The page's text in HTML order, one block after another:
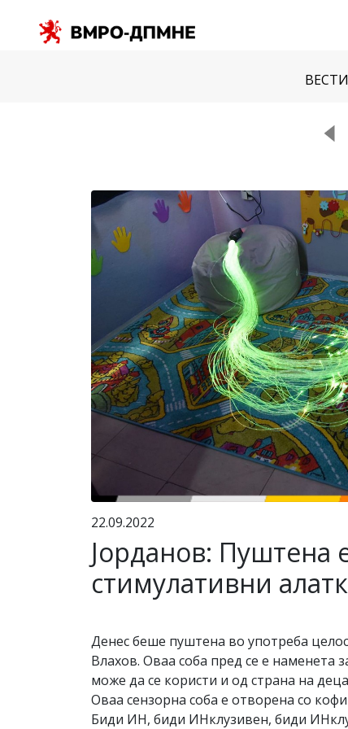
ВЕСТИ
22.09.2022
Јорданов: Пуштена
стимулативни
Денес беше пуштена во употреба
Влахов. Оваа соба пред се е наменета
може да се користи и од страна на
Оваа сензорна соба е отворена со
Биди ИН, биди ИНклузивен, биди